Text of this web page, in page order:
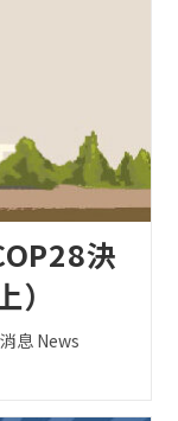
決
息 News